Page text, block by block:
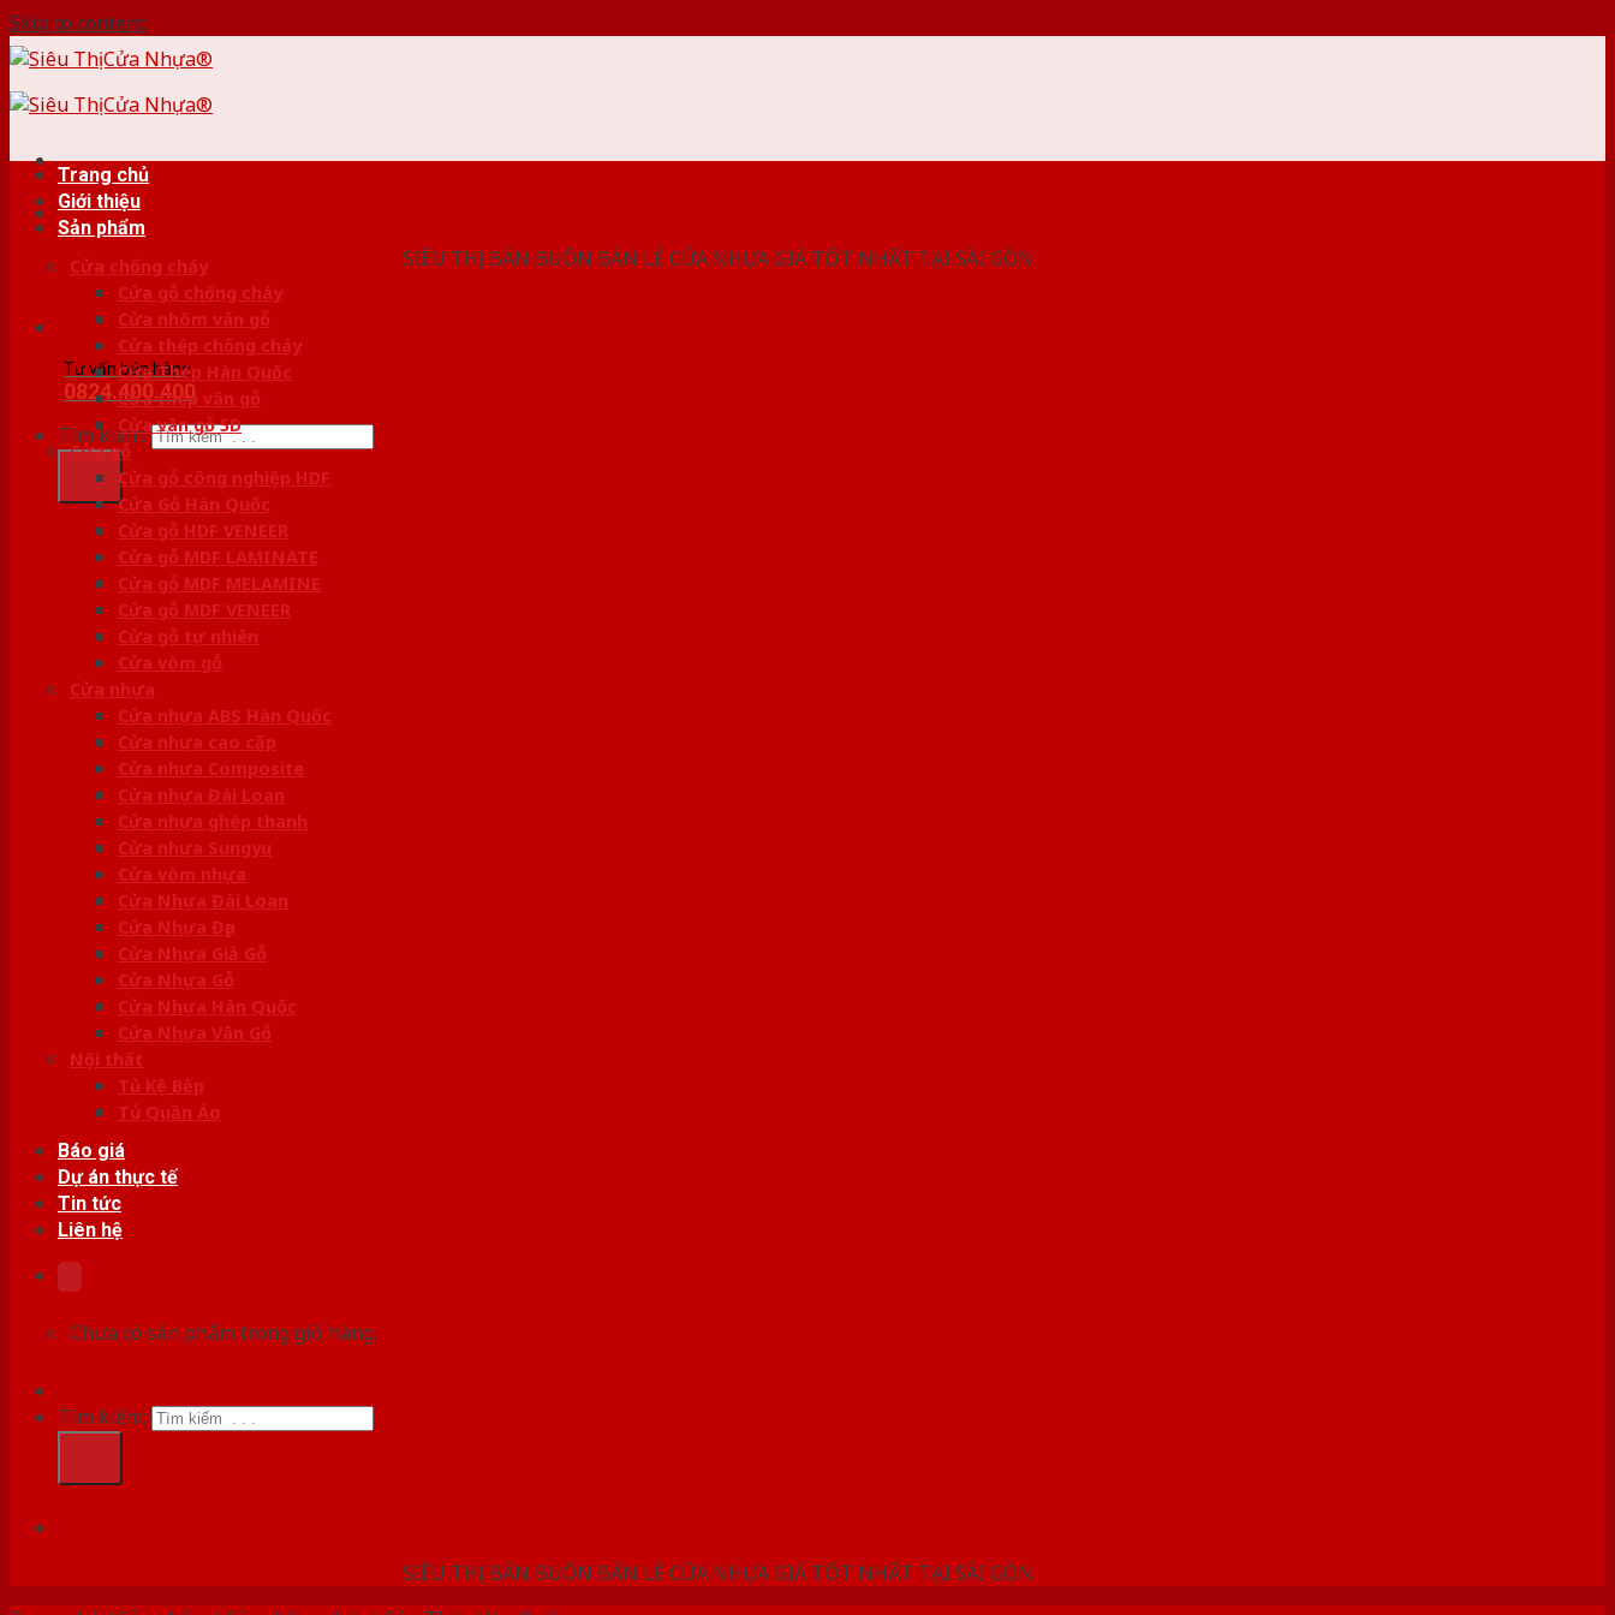
Skip to content
SIÊU THỊ BÁN BUÔN BÁN LẺ CỬA NHỰA GIÁ TỐT NHẤT TẠI SÀI GÒN
Tư vấn bán hàng
0824.400.400
Tìm kiếm:
Trang chủ
Giới thiệu
Sản phẩm
Cửa chống cháy
Cửa gỗ chống cháy
Cửa nhôm vân gỗ
Cửa thép chống cháy
Cửa Thép Hàn Quốc
Cửa thép vân gỗ
Cửa vân gỗ 5D
Cửa gỗ
Cửa gỗ công nghiệp HDF
Cửa Gỗ Hàn Quốc
Cửa gỗ HDF VENEER
Cửa gỗ MDF LAMINATE
Cửa gỗ MDF MELAMINE
Cửa gỗ MDF VENEER
Cửa gỗ tự nhiên
Cửa vòm gỗ
Cửa nhựa
Cửa nhựa ABS Hàn Quốc
Cửa nhựa cao cấp
Cửa nhựa Composite
Cửa nhựa Đài Loan
Cửa nhựa ghép thanh
Cửa nhựa Sungyu
Cửa vòm nhựa
Cửa Nhựa Đài Loan
Cửa Nhựa Đẹp
Cửa Nhựa Giả Gỗ
Cửa Nhựa Gỗ
Cửa Nhựa Hàn Quốc
Cửa Nhựa Vân Gỗ
Nội thất
Tủ Kệ Bếp
Tủ Quần Áo
Báo giá
Dự án thực tế
Tin tức
Liên hệ
Chưa có sản phẩm trong giỏ hàng.
Tìm kiếm:
SIÊU THỊ BÁN BUÔN BÁN LẺ CỬA NHỰA GIÁ TỐT NHẤT TẠI SÀI GÒN